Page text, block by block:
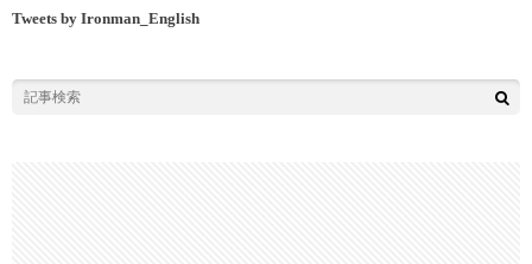
Tweets by Ironman_English